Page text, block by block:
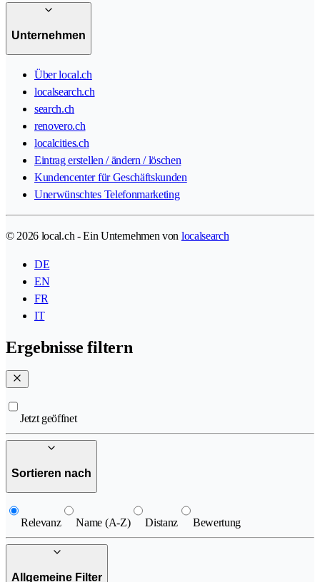
Unternehmen
Über local.ch
localsearch.ch
search.ch
renovero.ch
localcities.ch
Eintrag erstellen / ändern / löschen
Kundencenter für Geschäftskunden
Unerwünschtes Telefonmarketing
© 2026 local.ch - Ein Unternehmen von localsearch
DE
EN
FR
IT
Ergebnisse filtern
Jetzt geöffnet
Sortieren nach
Relevanz Name (A-Z) Distanz Bewertung
Allgemeine Filter